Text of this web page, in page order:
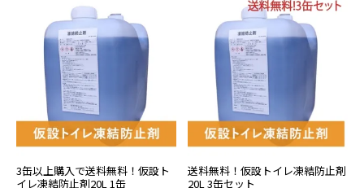
3缶以上購入で送料無料！仮設ト
イレ凍結防止剤20L 1缶
送料無料！仮設トイレ凍結防止剤
20L 3缶セット